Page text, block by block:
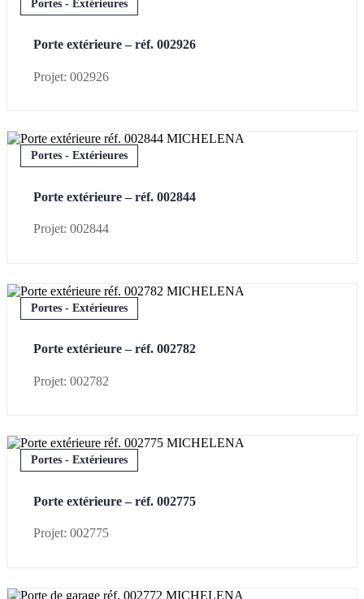
Portes - Extérieures
Porte extérieure – réf. 002926
Projet: 002926
Portes - Extérieures
Porte extérieure – réf. 002844
Projet: 002844
Portes - Extérieures
Porte extérieure – réf. 002782
Projet: 002782
Portes - Extérieures
Porte extérieure – réf. 002775
Projet: 002775